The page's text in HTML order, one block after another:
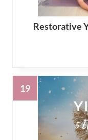
Restorative